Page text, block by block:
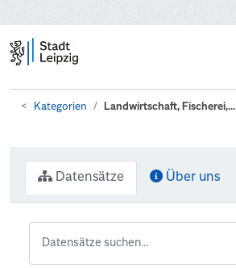
Kategorien Landwirtschaft, Fischerei,...
Datensätze Über uns